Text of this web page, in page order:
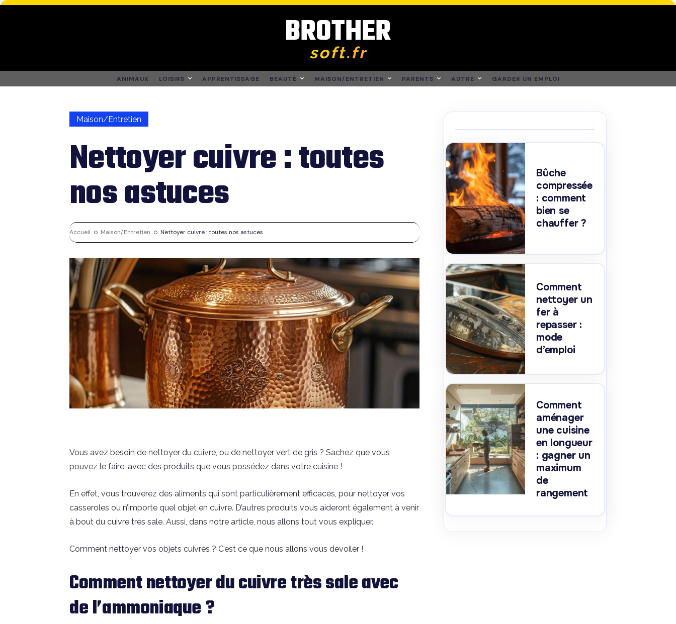
BROTHER
soft.fr
ANIMAUX LOISIRS APPRENTISSAGE BEAUTÉ MAISON/ENTRETIEN PARENTS AUTRE GARDER UN EMPLOI
Maison/Entretien
Nettoyer cuivre : toutes
nos astuces
Accueil Maison/Entretien Nettoyer cuivre : toutes nos astuces
Vous avez besoin de nettoyer du cuivre, ou de nettoyer vert de gris ? Sachez que vous
pouvez le faire, avec des produits que vous possédez dans votre cuisine !
En effet, vous trouverez des aliments qui sont particulièrement efficaces, pour nettoyer vos
casseroles ou n’importe quel objet en cuivre. D’autres produits vous aideront également à venir
à bout du cuivre très sale. Aussi, dans notre article, nous allons tout vous expliquer.
Comment nettoyer vos objets cuivrés ? C’est ce que nous allons vous dévoiler !
Comment nettoyer du cuivre très sale avec
de l’ammoniaque ?
Bûche
compressée
: comment
bien se
chauffer ?
Comment
nettoyer un
fer à
repasser :
mode
d’emploi
Comment
aménager
une cuisine
en longueur
: gagner un
maximum
de
rangement